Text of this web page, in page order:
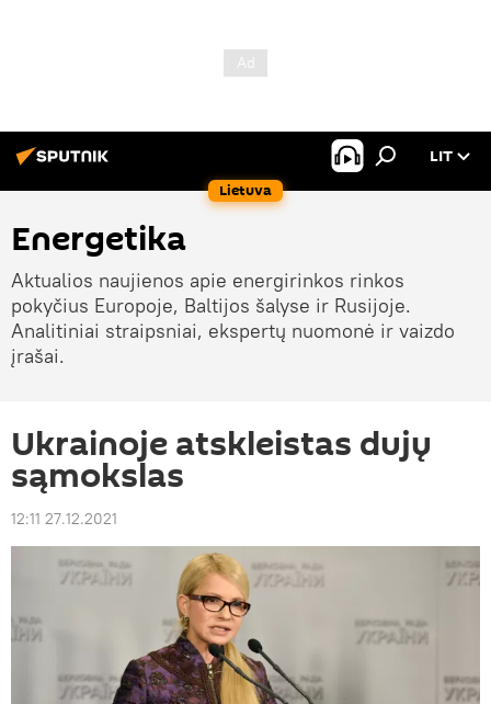
Lietuva
LIT
Energetika
Aktualios naujienos apie energirinkos rinkos
pokyčius Europoje, Baltijos šalyse ir Rusijoje.
Analitiniai straipsniai, ekspertų nuomonė ir vaizdo
įrašai.
Ukrainoje atskleistas dujų
sąmokslas
12:11 27.12.2021